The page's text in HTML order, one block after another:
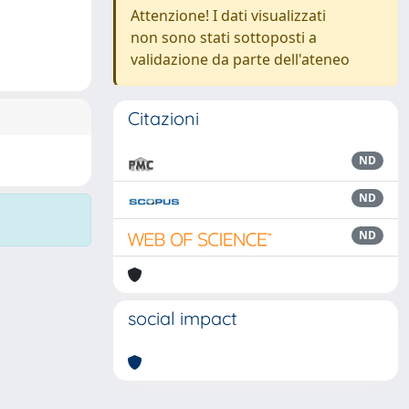
Attenzione! I dati visualizzati
non sono stati sottoposti a
validazione da parte dell'ateneo
Citazioni
ND
ND
ND
social impact